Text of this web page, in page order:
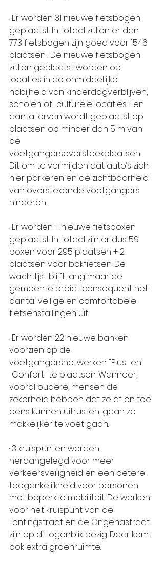
· Er worden 31 nieuwe fietsbogen
geplaatst. In totaal zullen er dan
773 fietsbogen zijn goed voor 1546
plaatsen.  De nieuwe fietsbogen
zullen geplaatst worden op
locaties in de onmiddellijke
nabijheid van kinderdagverblijven,
scholen of  culturele locaties. Een
aantal ervan wordt geplaatst op
plaatsen op minder dan 5 m van
de
voetgangersoversteekplaatsen.
Dit om te vermijden dat auto’s zich
hier parkeren en de zichtbaarheid
van overstekende voetgangers
hinderen
· Er worden 11 nieuwe fietsboxen
geplaatst. In totaal zijn er dus 59
boxen voor 295 plaatsen + 2
plaatsen voor bakfietsen. De
wachtlijst blijft lang maar de
gemeente breidt consequent het
aantal veilige en comfortabele
fietsenstallingen uit
· Er worden 22 nieuwe banken
voorzien op de
voetgangersnetwerken "Plus" en
"Confort" te plaatsen. Wanneer,
vooral oudere, mensen de
zekerheid hebben dat ze af en toe
eens kunnen uitrusten, gaan ze
makkelijker te voet gaan.
· 3 kruispunten worden
heraangelegd voor meer
verkeersveiligheid en een betere
toegankelijkheid voor personen
met beperkte mobiliteit. De werken
voor het kruispunt van de
Lontingstraat en de Ongenastraat
zijn op dit ogenblik bezig. Daar komt
ook extra groenruimte.